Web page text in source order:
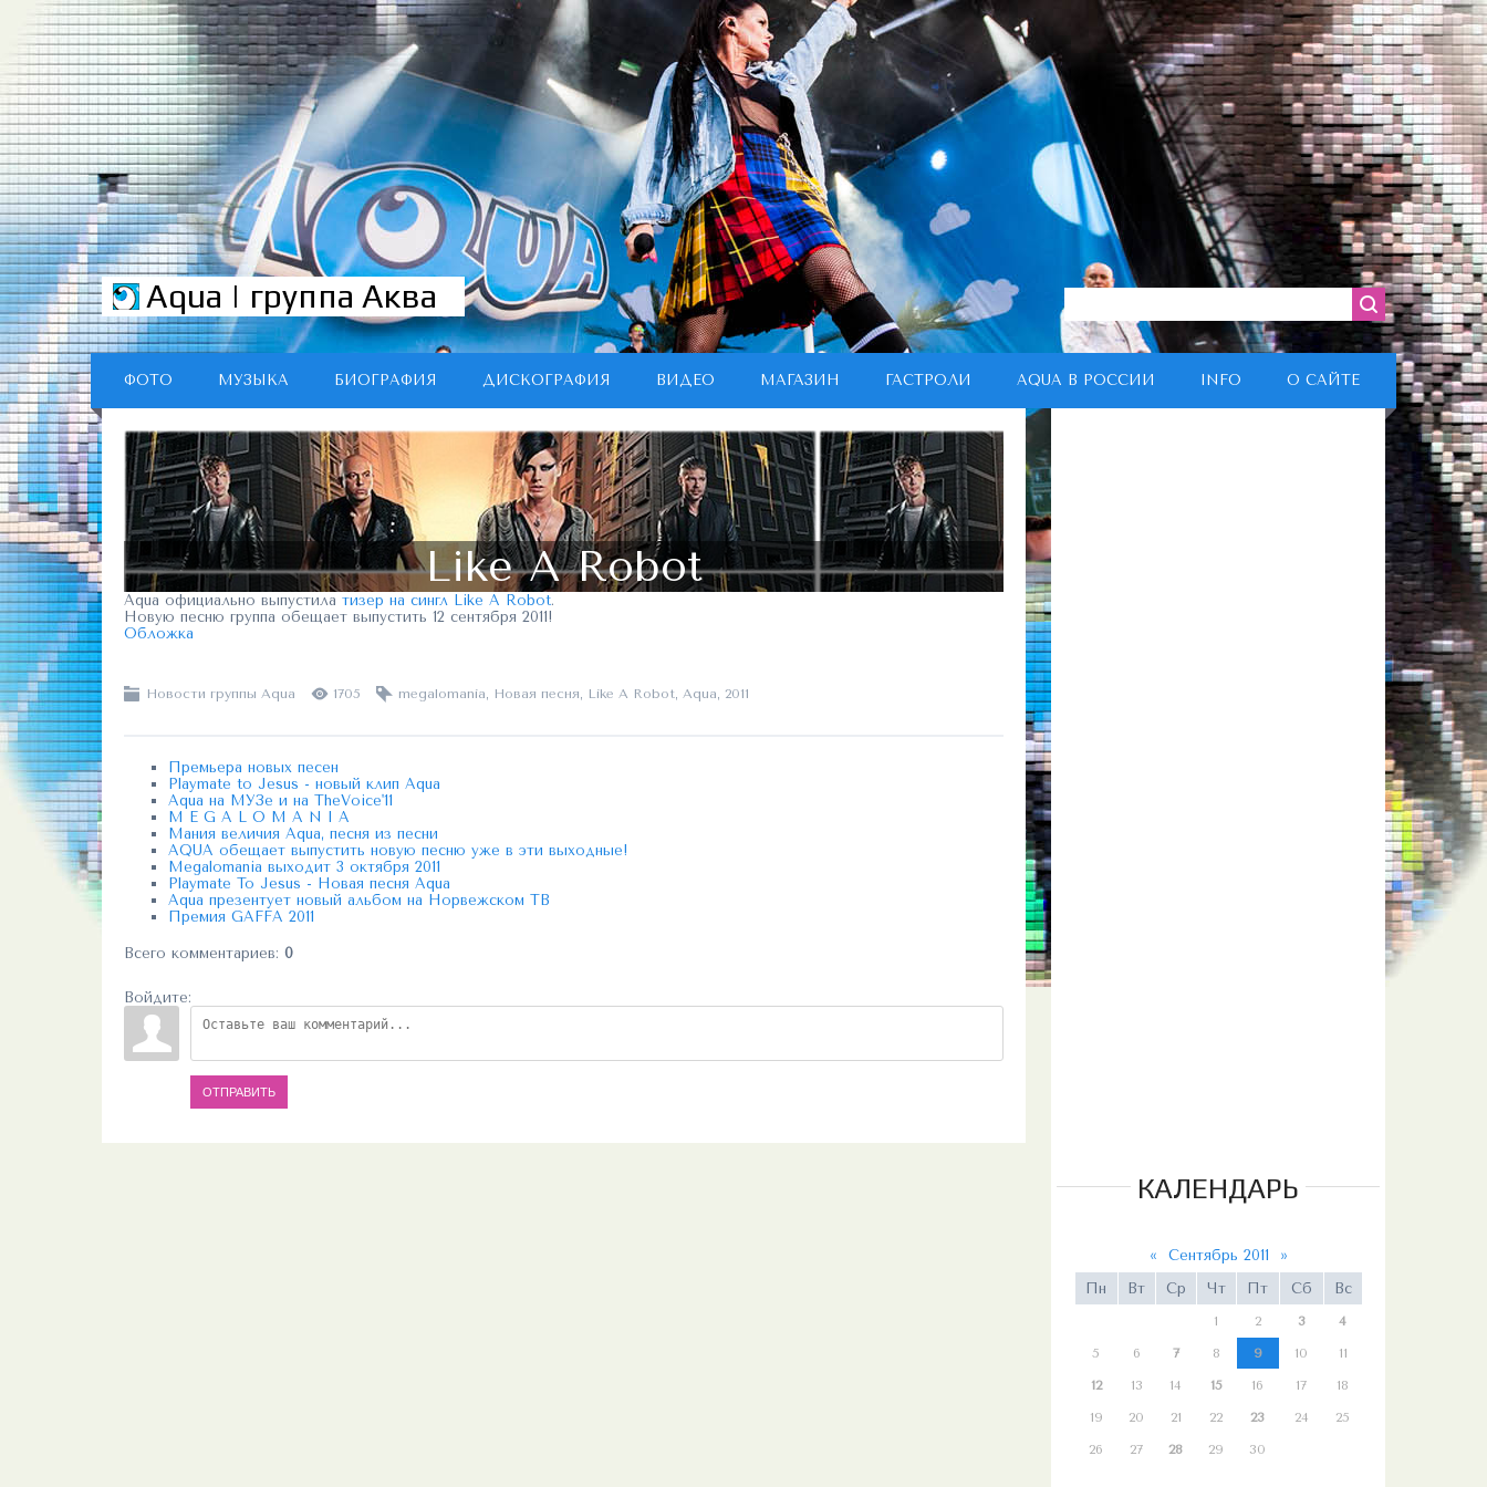
Aqua | группа Аква
ФОТО МУЗЫКА БИОГРАФИЯ ДИСКОГРАФИЯ ВИДЕО МАГАЗИН ГАСТРОЛИ AQUA В РОССИИ INFO О САЙТЕ
Like A Robot
Aqua официально выпустила тизер на сингл Like A Robot.
Новую песню группа обещает выпустить 12 сентября 2011!
Обложка
Новости группы Aqua 1705 megalomania, Новая песня, Like A Robot, Aqua, 2011
Премьера новых песен
Playmate to Jesus - новый клип Aqua
Aqua на МУЗе и на TheVoice'11
M E G A L O M A N I A
Мания величия Aqua, песня из песни
AQUA обещает выпустить новую песню уже в эти выходные!
Megalomania выходит 3 октября 2011
Playmate To Jesus - Новая песня Aqua
Aqua презентует новый альбом на Норвежском ТВ
Премия GAFFA 2011
Всего комментариев: 0
Войдите:
ОТПРАВИТЬ
КАЛЕНДАРЬ
« Сентябрь 2011
»
Пн
Вт Ср Чт Пт Сб Вс
1 2 3 4
5 6 7 8 9 10 11
12 13 14 15 16 17 18
19 20 21 22 23 24 25
26 27 28 29 30